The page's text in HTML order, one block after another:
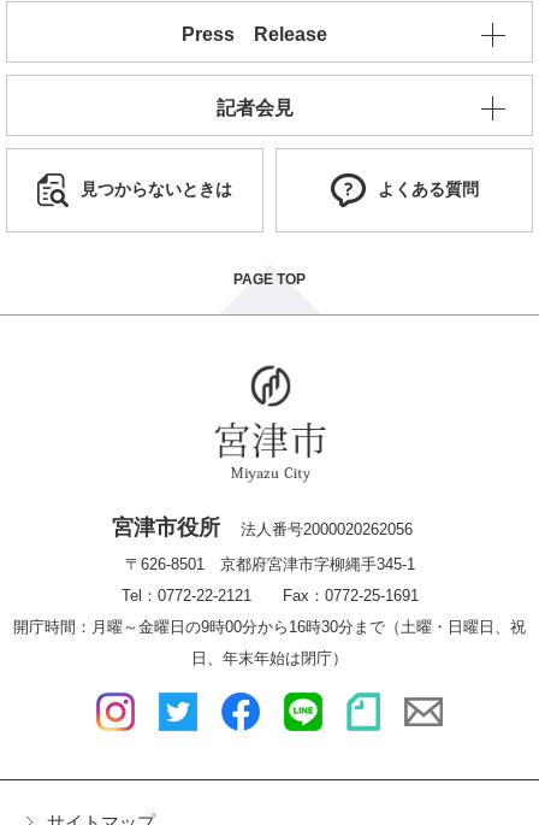
Press Release
記者会見
見つからないときは よくある質問
PAGE TOP
宮津市役所
法人番号2000020262056
〒626-8501 京都府宮津市字柳縄手345-1
Tel：0772-22-2121 Fax：0772-25-1691
開庁時間：月曜～金曜日の9時00分から16時30分まで（土曜・日曜日、祝
日、年末年始は閉庁）